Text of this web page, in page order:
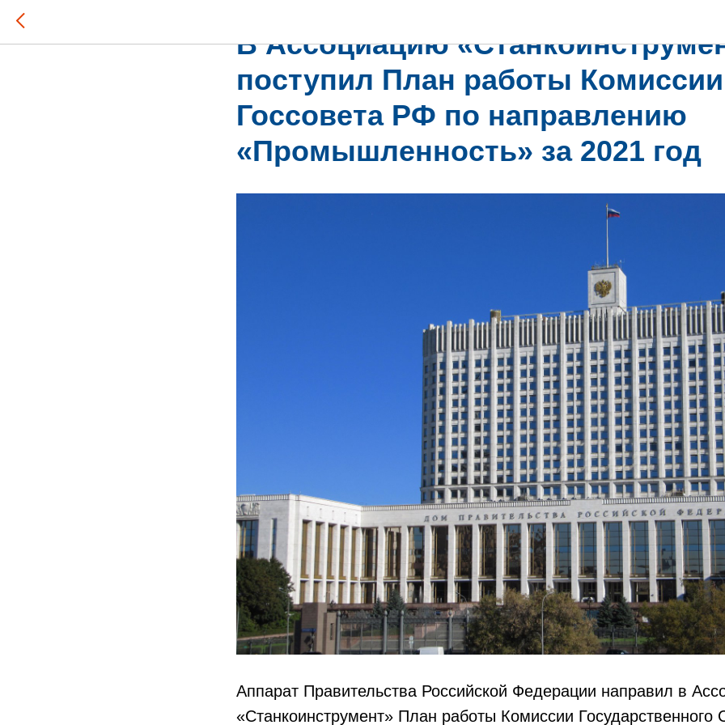
В Ассоциацию
поступил План работы Комиссии
Госсовета РФ по направлению
«Промышленность» за 2021 год
Аппарат Правительства Российской Федерации направил в
«Станкоинструмент» План работы Комиссии Государственного